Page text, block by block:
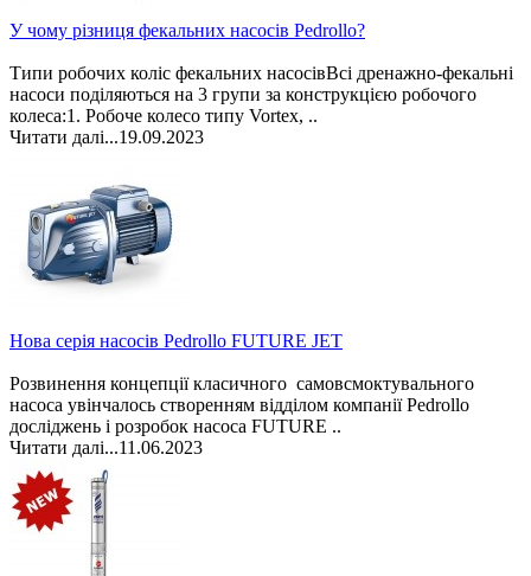
У чому різниця фекальних насосів Pedrollo?
Типи робочих коліс фекальних насосівВсі дренажно-фекальні
насоси поділяються на 3 групи за конструкцією робочого
колеса:1. Робоче колесо типу Vortex, ..
Читати далі...19.09.2023
Нова серія насосів Pedrollo FUTURE JET
Розвинення концепції класичного самовсмоктувального
насоса увінчалось створенням відділом компанії Pedrollo
досліджень і розробок насоса FUTURE ..
Читати далі...11.06.2023